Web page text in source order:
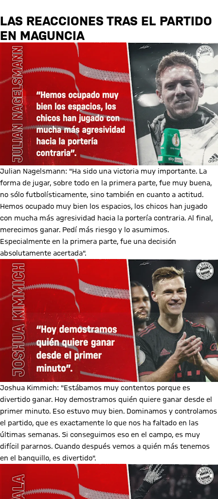
LAS REACCIONES TRAS EL PARTIDO
EN MAGUNCIA
Julian Nagelsmann: "Ha sido una victoria muy importante. La
forma de jugar, sobre todo en la primera parte, fue muy buena,
no sólo futbolísticamente, sino también en cuanto a actitud.
Hemos ocupado muy bien los espacios, los chicos han jugado
con mucha más agresividad hacia la portería contraria. Al final,
merecimos ganar. Pedí más riesgo y lo asumimos.
Especialmente en la primera parte, fue una decisión
absolutamente acertada".
Joshua Kimmich: "Estábamos muy contentos porque es
divertido ganar. Hoy demostramos quién quiere ganar desde el
primer minuto. Eso estuvo muy bien. Dominamos y controlamos
el partido, que es exactamente lo que nos ha faltado en las
últimas semanas. Si conseguimos eso en el campo, es muy
difícil pararnos. Cuando después vemos a quién más tenemos
en el banquillo, es divertido".